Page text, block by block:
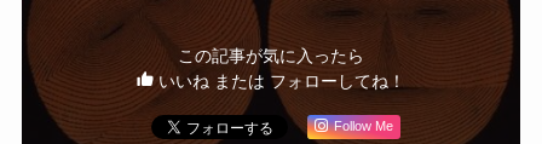
この記事が気に入ったら
いいね または フォローしてね！
Follow Me